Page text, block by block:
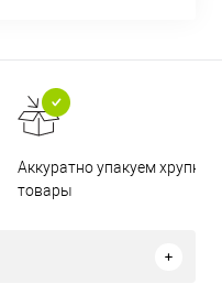
Аккуратно упакуем хрупкие
товары